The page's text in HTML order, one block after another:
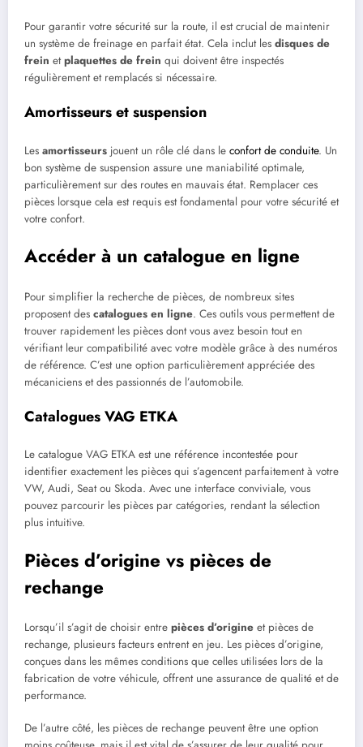
Pour garantir votre sécurité sur la route, il est crucial de maintenir
un système de freinage en parfait état. Cela inclut les disques de
frein etplaquettes de frein qui doivent être inspectés
régulièrement et remplacés si nécessaire.
Amortisseurs et suspension
Les amortisseurs jouent un rôle clé dans le confort de conduite. Un
bon système de suspension assure une maniabilité optimale,
particulièrement sur des routes en mauvais état. Remplacer ces
pièces lorsque cela est requis est fondamental pour votre sécurité et
votre confort.
Accéder à un catalogue en ligne
Pour simplifier la recherche de pièces, de nombreux sites
proposent des catalogues en ligne. Ces outils vous permettent de
trouver rapidement les pièces dont vous avez besoin tout en
vérifiant leur compatibilité avec votre modèle grâce à des numéros
de référence. C’est une option particulièrement appréciée des
mécaniciens et des passionnés de l’automobile.
Catalogues VAG ETKA
Le catalogue VAG ETKA est une référence incontestée pour
identifier exactement les pièces qui s’agencent parfaitement à votre
VW, Audi, Seat ou Skoda. Avec une interface conviviale, vous
pouvez parcourir les pièces par catégories, rendant la sélection
plus intuitive.
Pièces d’origine vs pièces de
rechange
Lorsqu’il s’agit de choisir entre pièces d’origine et pièces de
rechange, plusieurs facteurs entrent en jeu. Les pièces d’origine,
conçues dans les mêmes conditions que celles utilisées lors de la
fabrication de votre véhicule, offrent une assurance de qualité et de
performance.
De l’autre côté, les pièces de rechange peuvent être une option